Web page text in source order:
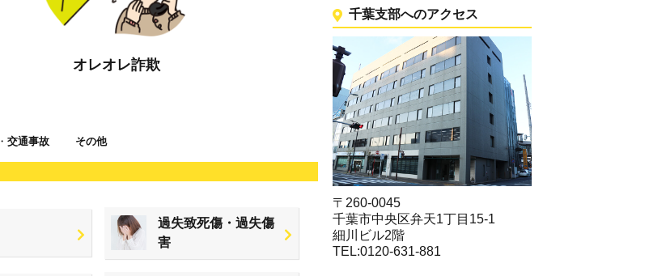
オレオレ詐欺
・ 交通事故 その他
過失致死傷・過失傷
害
千葉支部へのアクセス
〒260-0045
千葉市中央区弁天1丁目15-1
細川ビル2階
TEL:0120-631-881